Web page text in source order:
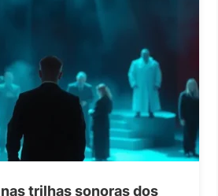
trilhas sonoras dos